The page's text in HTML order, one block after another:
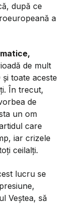
după ce
a
de mult
toate aceste
În trecut,
de
un om
care
iar crizele
ceilalți.
lucru se
Veștea, să